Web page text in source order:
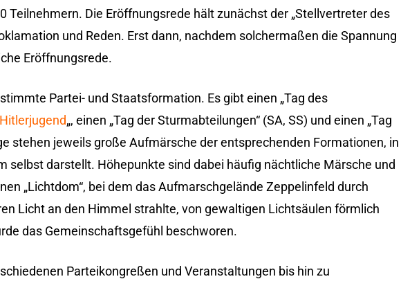
Teilnehmern. Die Eröffnungsrede hält zunächst der „Stellvertreter des
und Reden. Erst dann, nachdem solchermaßen die Spannung
Eröffnungsrede.
Partei- und Staatsformation. Es gibt einen „Tag des
Hitlerjugend„, einen „Tag der Sturmabteilungen“ (SA, SS) und einen „Tag
stehen jeweils große Aufmärsche der entsprechenden Formationen, in
selbst darstellt. Höhepunkte sind dabei häufig nächtliche Märsche und
„Lichtdom“, bei dem das Aufmarschgelände Zeppelinfeld durch
Licht an den Himmel strahlte, von gewaltigen Lichtsäulen förmlich
das Gemeinschaftsgefühl beschworen.
Parteikongreßen und Veranstaltungen bis hin zu